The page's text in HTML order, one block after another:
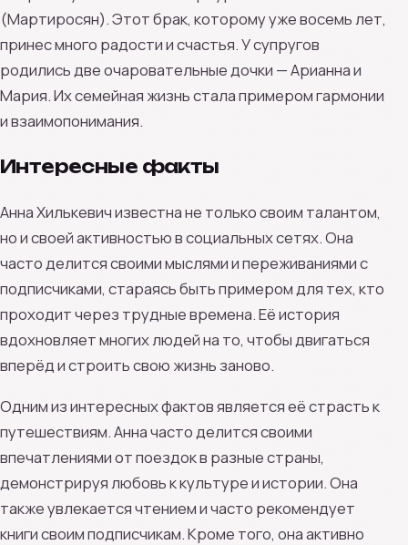
(Мартиросян). Этот брак, которому уже восемь лет,
принес много радости и счастья. У супругов
родились две очаровательные дочки — Арианна и
Мария. Их семейная жизнь стала примером гармонии
и взаимопонимания.
Интересные факты
Анна Хилькевич известна не только своим талантом,
но и своей активностью в социальных сетях. Она
часто делится своими мыслями и переживаниями с
подписчиками, стараясь быть примером для тех, кто
проходит через трудные времена. Её история
вдохновляет многих людей на то, чтобы двигаться
вперёд и строить свою жизнь заново.
Одним из интересных фактов является её страсть к
путешествиям. Анна часто делится своими
впечатлениями от поездок в разные страны,
демонстрируя любовь к культуре и истории. Она
также увлекается чтением и часто рекомендует
книги своим подписчикам. Кроме того, она активно